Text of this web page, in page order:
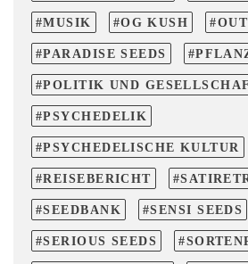
MUSIK OG KUSH
PARADISE SEEDS
POLITIK UND
PSYCHEDELIK
PSYCHEDELISCHE KULTUR
REISEBERICHT
SEEDBANK SENSI SEEDS
SERIOUS SEEDS